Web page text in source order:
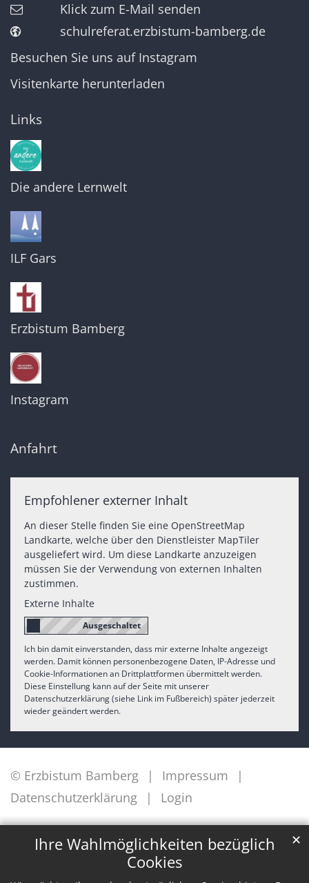
Ihre Wahlmöglichkeiten bezüglich
Cookies
✕
Klick zum E-Mail senden
schulreferat.erzbistum-bamberg.de
Besuchen Sie uns auf Instagram
Visitenkarte herunterladen
Links
Die andere Lernwelt
ILF Gars
Erzbistum Bamberg
Instagram
Anfahrt
Empfohlener externer Inhalt
An dieser Stelle finden Sie eine OpenStreetMap
Landkarte, welche über den Dienstleister MapTiler
ausgeliefert wird. Um diese Landkarte anzuzeigen
müssen Sie der Verwendung von externen Inhalten
zustimmen.
Externe Inhalte
Ich bin damit einverstanden, dass mir externe Inhalte angezeigt
werden. Damit können personenbezogene Daten, IP-Adresse und
Cookie-Informationen an Drittplattformen übermittelt werden.
Diese Einstellung kann auf der Seite mit unserer
Datenschutzerklärung (siehe Link im Fußbereich) später jederzeit
wieder geändert werden.
© Erzbistum Bamberg
Impressum
Datenschutzerklärung
Login